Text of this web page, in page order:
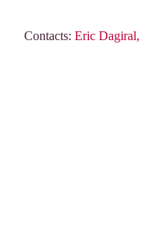
Contacts: Eric Dagiral,